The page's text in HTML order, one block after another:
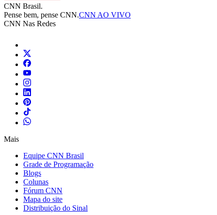
CNN Brasil.
Pense bem, pense CNN.CNN AO VIVO
CNN Nas Redes
Mais
Equipe CNN Brasil
Grade de Programação
Blogs
Colunas
Fórum CNN
Mapa do site
Distribuição do Sinal